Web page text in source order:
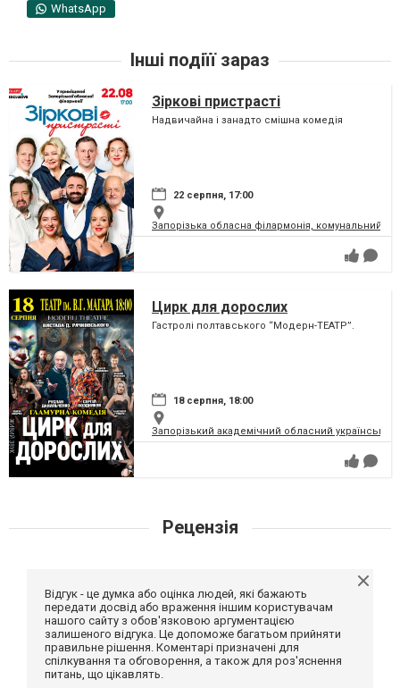
WhatsApp
Інші подіїї зараз
Зіркові пристрасті
Надвичайна і занадто смішна комедія
22 серпня, 17:00
Запорізька обласна філармонія, комунальний
Цирк для дорослих
Гастролі полтавського “Модерн-ТЕАТР”.
18 серпня, 18:00
Запорізький академічний обласний
Рецензія
Відгук - це думка або оцінка людей, які бажають
передати досвід або враження іншим користувачам
нашого сайту з обов'язковою аргументацією
залишеного відгука. Це допоможе багатьом прийняти
правильне рішення. Коментарі призначені для
спілкування та обговорення, а також для роз'яснення
питань, що цікавлять.